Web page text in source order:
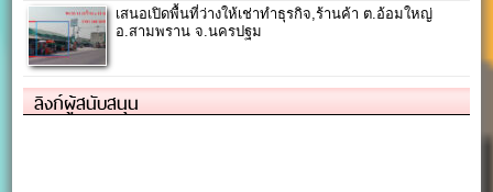
เสนอเปิดพื้นที่ว่างให้เช่าทำธุรกิจ,ร้านค้า ต.อ้อมใหญ่
อ.สามพราน จ.นครปฐม
ลิงก์ผู้สนับสนุน